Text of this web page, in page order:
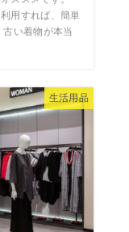
用すれば、簡単
古い着物が本当
生活用品